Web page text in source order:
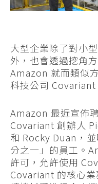
大型企業除了對小
外，也會透過挖角
Amazon 就而類似
科技公司 Covariant
Amazon 最近宣佈
Covariant 創辦人
和 Rocky Duan，
分之一」的員工。
許可，允許使用
Covariant 的核心業